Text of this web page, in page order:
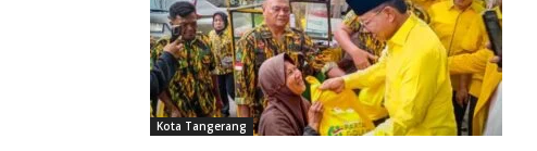
Kota Tangerang